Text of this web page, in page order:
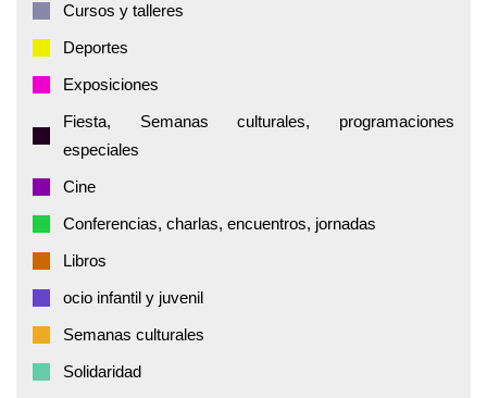
Cursos y talleres
Deportes
Exposiciones
Fiesta, Semanas culturales, programaciones
especiales
Cine
Conferencias, charlas, encuentros, jornadas
Libros
ocio infantil y juvenil
Semanas culturales
Solidaridad